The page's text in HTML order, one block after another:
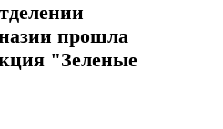
прошла
"Зеленые